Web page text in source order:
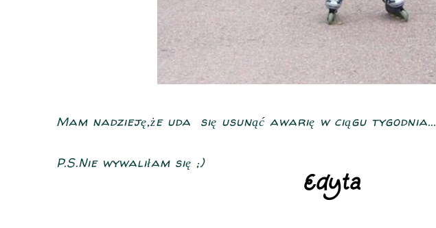
Mam nadzieję,że uda się usunąć awarię w ciągu tygodnia...
P.S.Nie wywaliłam się ;)